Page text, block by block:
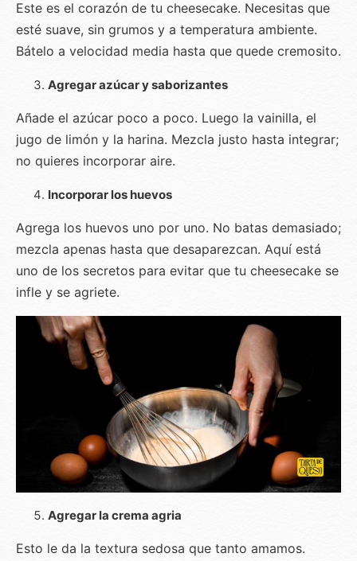
Este es el corazón de tu cheesecake. Necesitas que
esté suave, sin grumos y a temperatura ambiente.
Bátelo a velocidad media hasta que quede cremosito.
Agregar azúcar y saborizantes
Añade el azúcar poco a poco. Luego la vainilla, el
jugo de limón y la harina. Mezcla justo hasta integrar;
no quieres incorporar aire.
Incorporar los huevos
Agrega los huevos uno por uno. No batas demasiado;
mezcla apenas hasta que desaparezcan. Aquí está
uno de los secretos para evitar que tu cheesecake se
infle y se agriete.
Agregar la crema agria
Esto le da la textura sedosa que tanto amamos.